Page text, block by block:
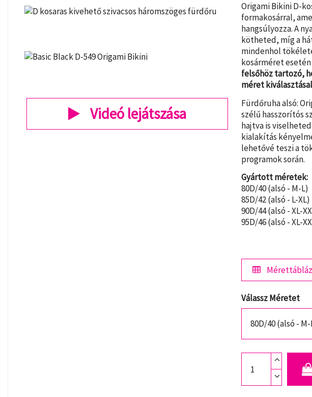
Videó lejátszása
Origami Bikini D-
formakosárral,
hangsúlyozza. A
kötheted, míg a
mindenhol
kosárméret
felsőhöz tartozó,
méret
Fürdőruha alsó:
szélű hasszorítós
hajtva is
kialakítás
lehetővé teszi a
programok során.
Gyártott méretek:
80D/40 (alsó - M-L)
85D/42 (alsó - L-XL)
90D/44 (alsó - XL-
95D/46 (alsó - XL-
Válassz Méretet